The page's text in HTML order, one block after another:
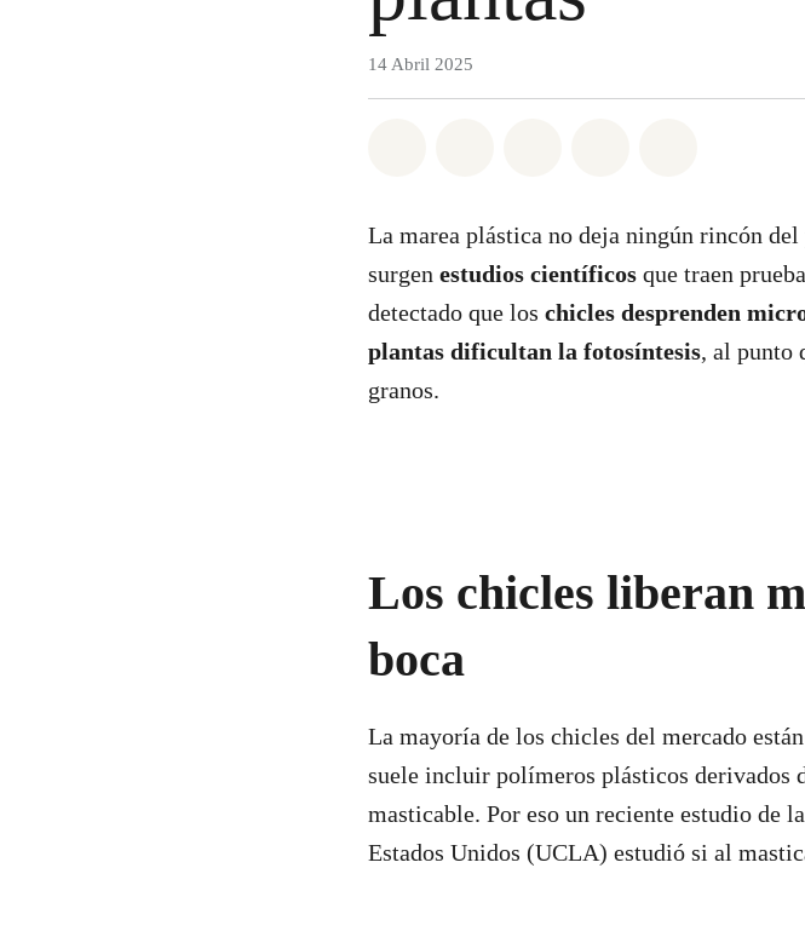
14 Abril 2025
La marea plástica no deja ningún rincón
surgen estudios científicos que traen
detectado que los chicles desprenden
plantas dificultan la fotosíntesis, al punto
granos.
Los chicles liberan
boca
La mayoría de los chicles del mercado
suele incluir polímeros plásticos derivados
masticable. Por eso un reciente estudio de
Estados Unidos (UCLA) estudió si al